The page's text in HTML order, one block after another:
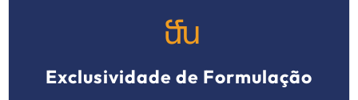
Exclusividade de Formulação